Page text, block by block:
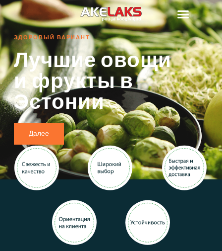
ЗДОРОВЫЙ ВАРИАНТ
Лучшие овощи
и фрукты в
Эстонии
Далее